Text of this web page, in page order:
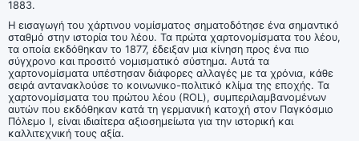
1883.
Η εισαγωγή του χάρτινου νομίσματος σηματοδότησε ένα σημαντικό
σταθμό στην ιστορία του λέου. Τα πρώτα χαρτονομίσματα του λέου,
τα οποία εκδόθηκαν το 1877, έδειξαν μια κίνηση προς ένα πιο
σύγχρονο και προσιτό νομισματικό σύστημα. Αυτά τα
χαρτονομίσματα υπέστησαν διάφορες αλλαγές με τα χρόνια, κάθε
σειρά αντανακλούσε το κοινωνικο-πολιτικό κλίμα της εποχής. Τα
χαρτονομίσματα του πρώτου λέου (ROL), συμπεριλαμβανομένων
αυτών που εκδόθηκαν κατά τη γερμανική κατοχή στον Παγκόσμιο
Πόλεμο Ι, είναι ιδιαίτερα αξιοσημείωτα για την ιστορική και
καλλιτεχνική τους αξία.